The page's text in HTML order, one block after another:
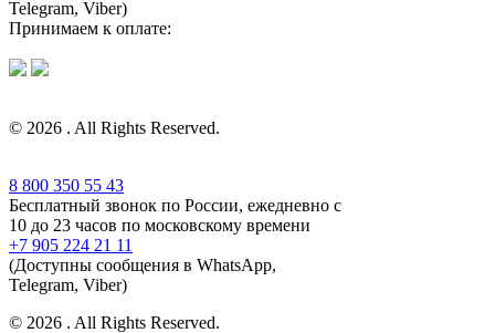
Telegram, Viber)
Принимаем к оплате:
© 2026 . All Rights Reserved.
8 800 350 55 43
Бесплатный звонок по России, ежедневно с
10 до 23 часов по московскому времени
+7 905 224 21 11
(Доступны сообщения в WhatsApp,
Telegram, Viber)
© 2026 . All Rights Reserved.